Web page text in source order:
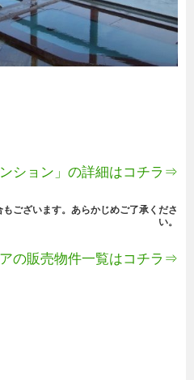
ンション」の詳細はコチラ⇒
ございます。あらかじめご了承くださ
い。
の販売物件一覧はコチラ⇒